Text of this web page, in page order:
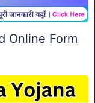
Online Form